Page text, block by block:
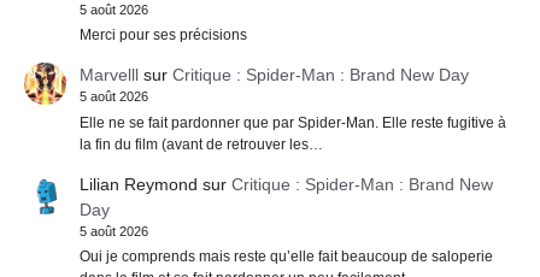
5 août 2026
Merci pour ses précisions
Marvelllsur Critique : Spider-Man : Brand New Day
5 août 2026
Elle ne se fait pardonner que par Spider-Man. Elle reste fugitive à
la fin du film (avant de retrouver les…
Lilian Reymond sur Critique : Spider-Man : Brand New
Day
5 août 2026
Oui je comprends mais reste qu’elle fait beaucoup de saloperie